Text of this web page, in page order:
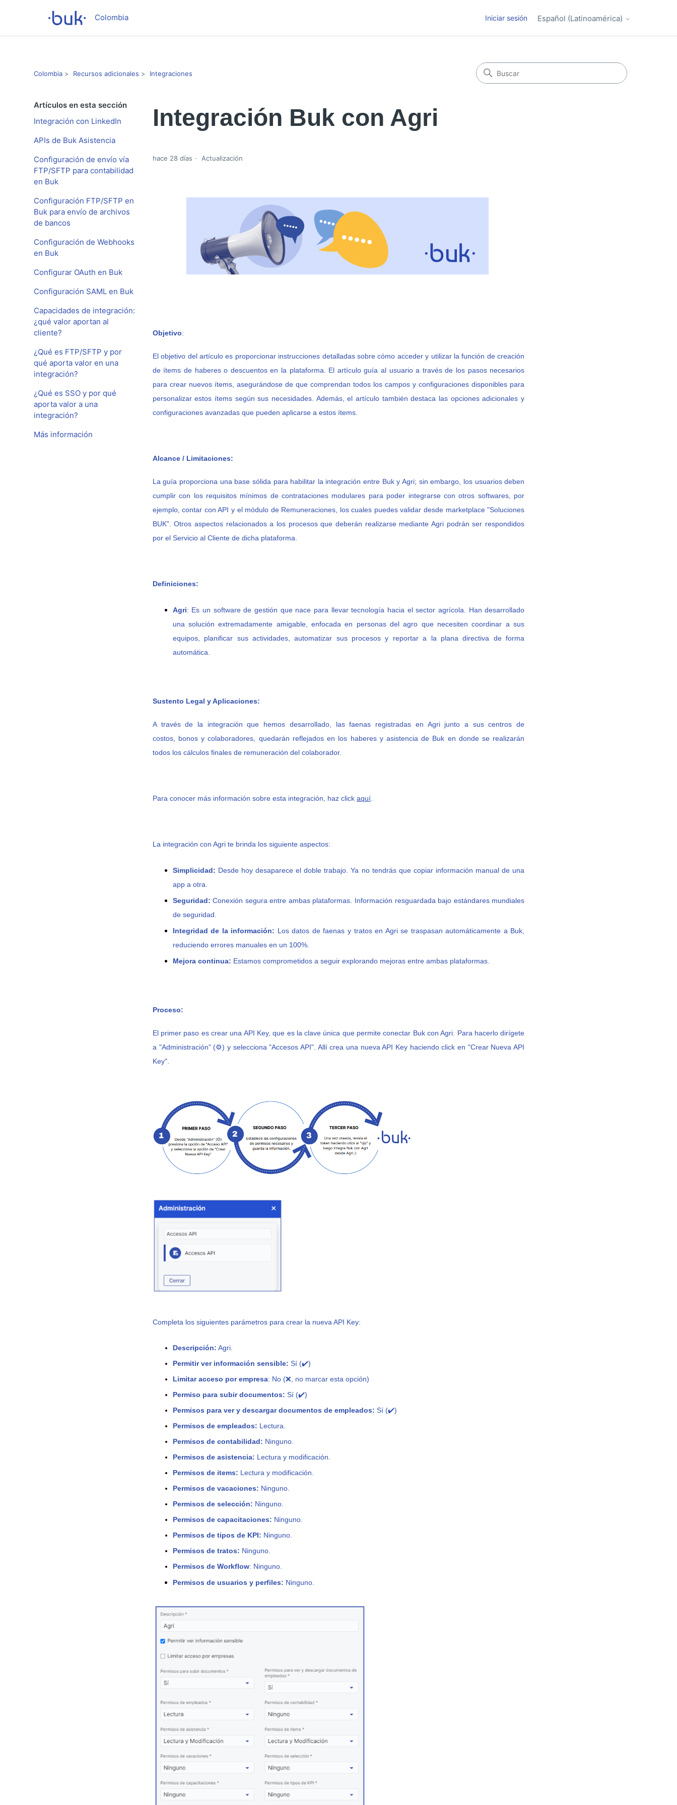
Colombia Iniciar sesión Español (Latinoamérica)
Colombia Recursos adicionales Integraciones
Artículos en esta sección
Integración con LinkedIn
APIs de Buk Asistencia
Configuración de envío vía
FTP/SFTP para contabilidad
en Buk
Configuración FTP/SFTP en
Buk para envío de archivos
de bancos
Configuración de Webhooks
en Buk
Configurar OAuth en Buk
Configuración SAML en Buk
Capacidades de integración:
¿qué valor aportan al
cliente?
¿Qué es FTP/SFTP y por
qué aporta valor en una
integración?
¿Qué es SSO y por qué
aporta valor a una
integración?
Más información
Integración Buk con Agri
hace 28 días Actualización
Objetivo:
El objetivo del artículo es proporcionar instrucciones detalladas sobre cómo acceder y utilizar la función de creación
de ítems de haberes o descuentos en la plataforma. El artículo guía al usuario a través de los pasos necesarios
para crear nuevos ítems, asegurándose de que comprendan todos los campos y configuraciones disponibles para
personalizar estos ítems según sus necesidades. Además, el artículo también destaca las opciones adicionales y
configuraciones avanzadas que pueden aplicarse a estos ítems.
Alcance / Limitaciones:
La guía proporciona una base sólida para habilitar la integración entre Buk y Agri; sin embargo, los usuarios deben
cumplir con los requisitos mínimos de contrataciones modulares para poder integrarse con otros softwares, por
ejemplo, contar con API y el módulo de Remuneraciones, los cuales puedes validar desde marketplace "Soluciones
BUK". Otros aspectos relacionados a los procesos que deberán realizarse mediante Agri podrán ser respondidos
por el Servicio al Cliente de dicha plataforma.
Definiciones:
Agri: Es un software de gestión que nace para llevar tecnología hacia el sector agrícola. Han desarrollado
una solución extremadamente amigable, enfocada en personas del agro que necesiten coordinar a sus
equipos, planificar sus actividades, automatizar sus procesos y reportar a la plana directiva de forma
automática.
Sustento Legal y Aplicaciones:
A través de la integración que hemos desarrollado, las faenas registradas en Agri junto a sus centros de
costos, bonos y colaboradores, quedarán reflejados en los haberes y asistencia de Buk en donde se realizarán
todos los cálculos finales de remuneración del colaborador.
Para conocer más información sobre esta integración, haz click aquí.
La integración con Agri te brinda los siguiente aspectos:
Simplicidad: Desde hoy desaparece el doble trabajo. Ya no tendrás que copiar información manual de una
app a otra.
Seguridad: Conexión segura entre ambas plataformas. Información resguardada bajo estándares mundiales
de seguridad.
Integridad de la información: Los datos de faenas y tratos en Agri se traspasan automáticamente a Buk,
reduciendo errores manuales en un 100%.
Mejora continua: Estamos comprometidos a seguir explorando mejoras entre ambas plataformas.
Proceso:
El primer paso es crear una API Key, que es la clave única que permite conectar Buk con Agri. Para hacerlo dirígete
a "Administración" (⚙️) y selecciona "Accesos API". Allí crea una nueva API Key haciendo click en "Crear Nueva API
Key".
Completa los siguientes parámetros para crear la nueva API Key:
Descripción: Agri.
Permitir ver información sensible: Sí (✔️)
Limitar acceso por empresa: No (❌, no marcar esta opción)
Permiso para subir documentos: Sí (✔️)
Permisos para ver y descargar documentos de empleados: Sí (✔️)
Permisos de empleados: Lectura.
Permisos de contabilidad: Ninguno.
Permisos de asistencia: Lectura y modificación.
Permisos de items: Lectura y modificación.
Permisos de vacaciones: Ninguno.
Permisos de selección: Ninguno.
Permisos de capacitaciones: Ninguno.
Permisos de tipos de KPI: Ninguno.
Permisos de tratos: Ninguno.
Permisos de Workflow: Ninguno.
Permisos de usuarios y perfiles: Ninguno.